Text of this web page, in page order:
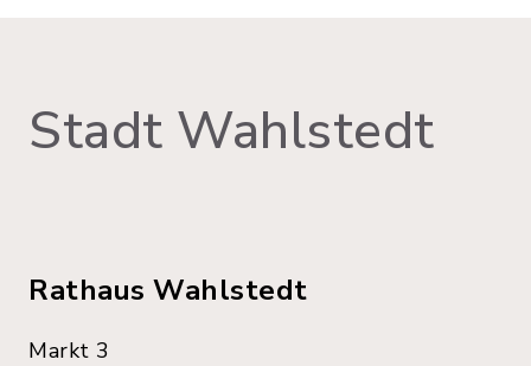
Stadt Wahlstedt
Rathaus Wahlstedt
Markt 3